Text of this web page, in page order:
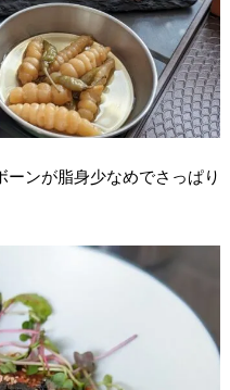
ンが脂身少なめでさっぱり